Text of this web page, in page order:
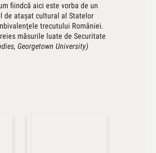
fiindcă aici este vorba de un
de ataşat cultural al Statelor
trecutului României.
măsurile luate de Securitate
Georgetown University)